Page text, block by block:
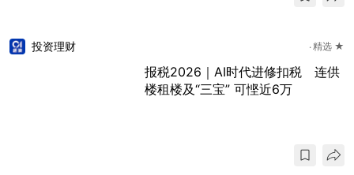
投资理财 精选 ★
报税2026｜AI时代进修扣税 连供
楼租楼及“三宝” 可悭近6万